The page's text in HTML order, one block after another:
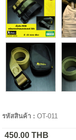
รหัสสินค้า :OT-011
450.00 THB